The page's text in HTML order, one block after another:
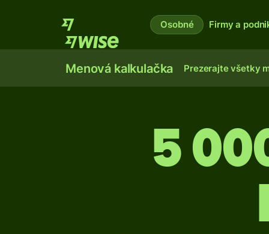
Osobné Firmy a
Menová kalkulačka Prezerajte všetky
5